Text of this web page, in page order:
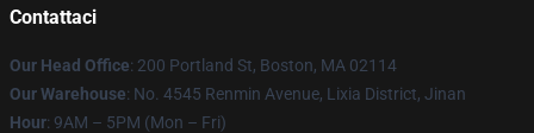
Contattaci
Our Head Office: 200 Portland St, Boston, MA 02114
Our Warehouse: No. 4545 Renmin Avenue, Lixia District, Jinan
Hour: 9AM – 5PM (Mon – Fri)